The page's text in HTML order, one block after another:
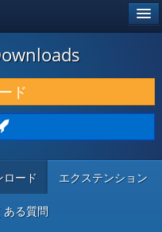
ド
ロード エクステンション
ある質問